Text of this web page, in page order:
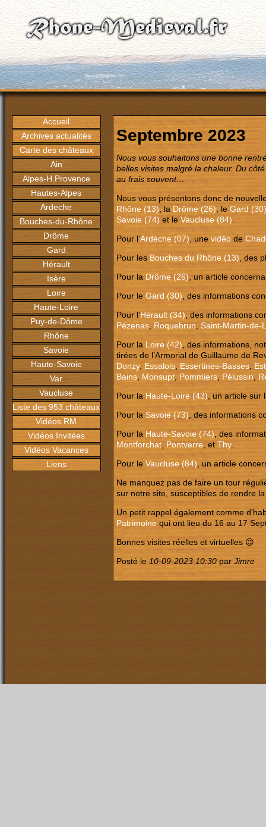
Accueil
Archives actualités
Carte des châteaux
Ain
Alpes-H.Provence
Hautes-Alpes
Ardeche
Bouches-du-Rhône
Drôme
Gard
Hérault
Isère
Loire
Haute-Loire
Puy-de-Dôme
Rhône
Savoie
Haute-Savoie
Var
Vaucluse
Liste des 953 châteaux
Vidéos RM
Vidéos Invitées
Vidéos Vacances
Liens
Septembre 2023
Nous vous souhaitons une bonne
belles visites malgré la chaleur. Du
au frais souvent…
Nous vous présentons donc de
Rhône (13) , laDrôme (26) , le Gard (30)
Savoie (74) et le Vaucluse (84)
Pour l’Ardèche (07) , une vidéo de
Pour les Bouches du Rhône (13) , des
Pour la Drôme (26) , un article
Pour le Gard (30) , des informations
Pour l’Hérault (34) , des informations
Pézenas Roquebrun Saint-Martin-de-
Pour la Loire (42) , des informations,
tirées de l’Armorial de Guillaume de
Donzy, Essalois Essertines-Basses
Bains Monsupt Pommiers Pélussin
Pour la Haute-Loire (43) , un article sur
Pour la Savoie (73) , des informations
Pour la Haute-Savoie (74) , des
Montforchat Pontverre , et Thy.
Pour le Vaucluse (84) , un article
Ne manquez pas de faire un tour
sur notre site, susceptibles de rendre
Un petit rappel également comme
Patrimoine qui ont lieu du 16 au 17
Bonnes visites réelles et virtuelles 😉
Posté le 10-09-2023 10:30 par Jimre